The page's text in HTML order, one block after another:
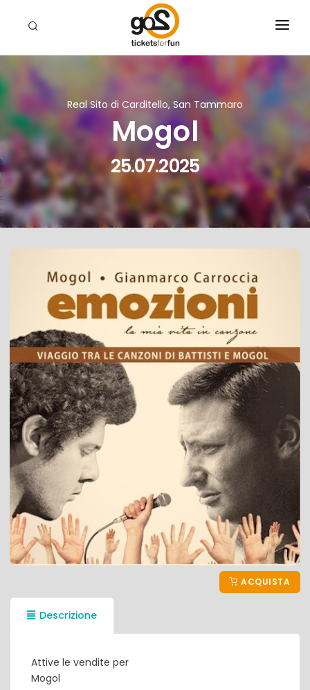
EVENTI
CHI SIAMO
RIVENDITORI
Real Sito di Carditello, San Tammaro
Mogol
25.07.2025
ACQUISTA
Descrizione
Attive le vendite per
Mogol